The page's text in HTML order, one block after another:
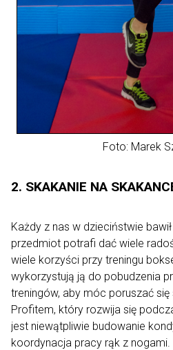
Foto: Marek
2. SKAKANIE NA
Każdy z nas w dzieciństwie
przedmiot potrafi dać wiele
wiele korzyści przy treningu
wykorzystują ją do pobudzenia
treningów, aby móc poruszać
Profitem, który rozwija się
jest niewątpliwie budowanie
koordynacja pracy rąk z nogami.